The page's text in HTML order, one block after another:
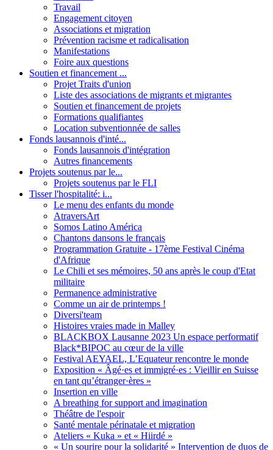
Travail
Engagement citoyen
Associations et migration
Prévention racisme et radicalisation
Manifestations
Foire aux questions
Soutien et financement ...
Projet Traits d'union
Liste des associations de migrants et migrantes
Soutien et financement de projets
Formations qualifiantes
Location subventionnée de salles
Fonds lausannois d'inté...
Fonds lausannois d'intégration
Autres financements
Projets soutenus par le...
Projets soutenus par le FLI
Tisser l'hospitalité: i...
Le menu des enfants du monde
AtraversArt
Somos Latino América
Chantons dansons le français
Programmation Gratuite - 17ème Festival Cinéma
d'Afrique
Le Chili et ses mémoires, 50 ans après le coup d'Etat
militaire
Permanence administrative
Comme un air de printemps !
Diversi'team
Histoires vraies made in Malley
BLACKBOX Lausanne 2023 Un espace performatif
Black*BIPOC au cœur de la ville
Festival AEYAEL, L’Equateur rencontre le monde
Exposition « Âgé·es et immigré·es : Vieillir en Suisse
en tant qu’étranger·ères »
Insertion en ville
A breathing for support and imagination
Théâtre de l'espoir
Santé mentale périnatale et migration
Ateliers « Kuka » et « Hiirdé »
« Un sourire pour la solidarité » Intervention de duos de